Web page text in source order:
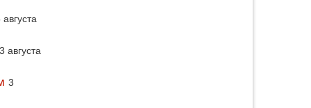
августа
3 августа
3